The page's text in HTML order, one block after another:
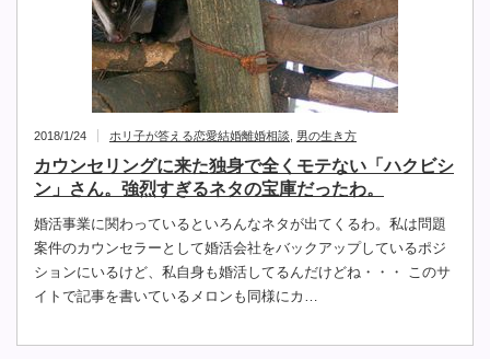
2018/1/24 ホリ子が答える恋愛結婚離婚相談 男の生き方
カウンセリングに来た独身で全くモテない「ハクビシ
ン」さん。強烈すぎるネタの宝庫だったわ。
婚活事業に関わっているといろんなネタが出てくるわ。私は問題
案件のカウンセラーとして婚活会社をバックアップしているポジ
ションにいるけど、私自身も婚活してるんだけどね・・・ このサ
イトで記事を書いているメロンも同様にカ…